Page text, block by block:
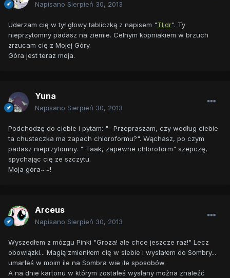
Napisano Sierpień 30, 2013
Uderzam cię w tył głowy tabliczką z napisem "Tl;dr". Ty
nieprzytomny padasz na ziemie. Celnym kopniakiem w brzuch
zrzucam cię z Mojej Góry.
Góra jest teraz moja.
Yuna
Napisano Sierpień 30, 2013
Podchodzę do ciebie i pytam: "- Przepraszam, czy według ciebie
ta chusteczka ma zapach chloroformu?". Wąchasz, po czym
padasz nieprzytomny. "-Taak, zapewne chloroform" szepczę,
spychając cię ze szczytu.
Moja góra~~!
Arceus
Napisano Sierpień 30, 2013
Wyszedłem z mózgu Pinki "Groza! ale chce jeszcze raz!" Lecz
obowiązki... Magią zmieniłem cię w siebie i wysłałem do Sombry...
umarłeś w moim ile na Sombra wie ile sposobów.
A na dnie kartonu w którym zostałeś wysłany można znaleźć